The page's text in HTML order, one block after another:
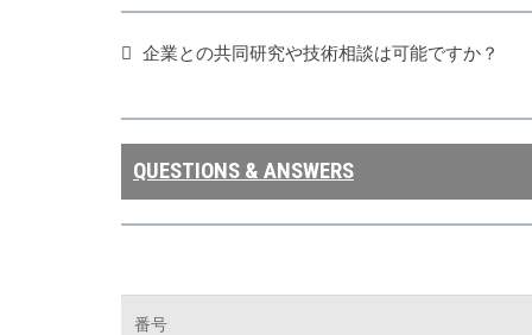
企業との共同研究や技術相談は可能ですか？
QUESTIONS & ANSWERS
番号